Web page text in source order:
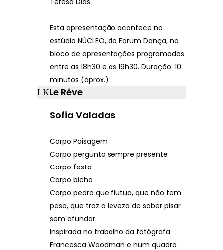
Teresa Dias.
Esta apresentação acontece no
estúdio NÚCLEO, do Forum Dança, no
bloco de apresentações programadas
entre as 18h30 e as 19h30. Duração: 10
minutos (aprox.)
Le Rêve
Sofia Valadas
Corpo Paisagem
Corpo pergunta sempre presente
Corpo festa
Corpo bicho
Corpo pedra que flutua, que não tem
peso, que traz a leveza de saber pisar
sem afundar.
Inspirada no trabalho da fotógrafa
Francesca Woodman e num quadro